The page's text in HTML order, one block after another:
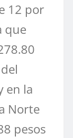
12 por
que
en la
Norte
pesos